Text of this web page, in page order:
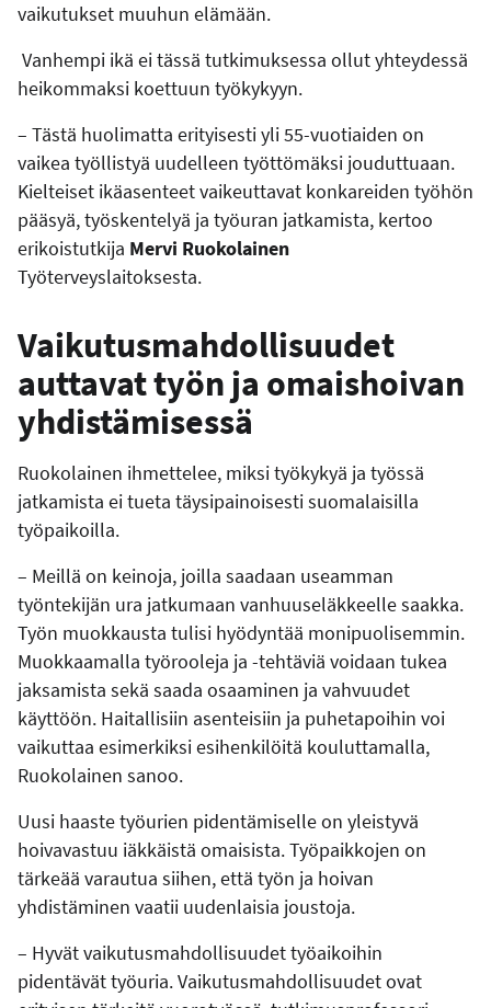
vaikutukset muuhun elämään.
Vanhempi ikä ei tässä tutkimuksessa ollut yhteydessä
heikommaksi koettuun työkykyyn.
– Tästä huolimatta erityisesti yli 55-vuotiaiden on
vaikea työllistyä uudelleen työttömäksi jouduttuaan.
Kielteiset ikäasenteet vaikeuttavat konkareiden työhön
pääsyä, työskentelyä ja työuran jatkamista, kertoo
erikoistutkija Mervi Ruokolainen
Työterveyslaitoksesta.
Vaikutusmahdollisuudet
auttavat työn ja omaishoivan
yhdistämisessä
Ruokolainen ihmettelee, miksi työkykyä ja työssä
jatkamista ei tueta täysipainoisesti suomalaisilla
työpaikoilla.
– Meillä on keinoja, joilla saadaan useamman
työntekijän ura jatkumaan vanhuuseläkkeelle saakka.
Työn muokkausta tulisi hyödyntää monipuolisemmin.
Muokkaamalla työrooleja ja -tehtäviä voidaan tukea
jaksamista sekä saada osaaminen ja vahvuudet
käyttöön. Haitallisiin asenteisiin ja puhetapoihin voi
vaikuttaa esimerkiksi esihenkilöitä kouluttamalla,
Ruokolainen sanoo.
Uusi haaste työurien pidentämiselle on yleistyvä
hoivavastuu iäkkäistä omaisista. Työpaikkojen on
tärkeää varautua siihen, että työn ja hoivan
yhdistäminen vaatii uudenlaisia joustoja.
– Hyvät vaikutusmahdollisuudet työaikoihin
pidentävät työuria. Vaikutusmahdollisuudet ovat